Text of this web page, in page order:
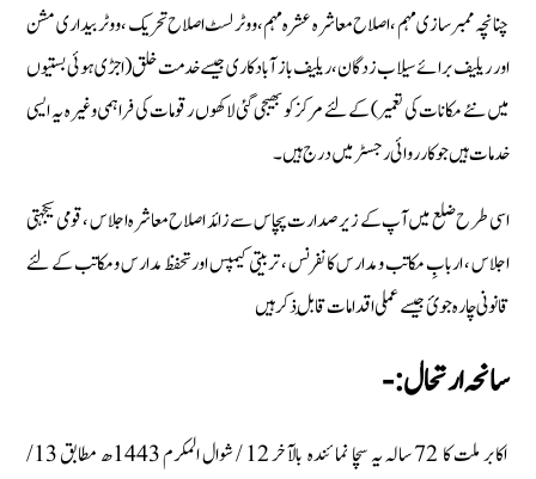
چنانچہ ممبر سازی مہم ، اصلاح معاشرہ عشرہ مہم ، ووٹر لسٹ اصلاح تحریک ، ووٹر بیداری مشن
اور ریلیف برائے سیلاب زدگان ، ریلیف باز آبادکاری جیسے خدمت خلق (اجڑی ہوئی بستیوں
میں نئے مکانات کی تعمیر ) کے لئے مرکز کو بھیجی گئی لاکھوں رقومات کی فراہمی وغیرہ یہ ایسی
خدمات ہیں جو کارروائی رجسٹر میں درج ہیں۔
اسی طرح ضلع میں آپ کے زیر صدارت پچاس سے زائد اصلاح معاشرہ اجلاس ، قومی یکجہتی
اجلاس ، اربابِ مکاتب ومدارس کانفرنس ، تربیتی کیمپس اور تحفظ مدارس ومکاتب کے لئے
قانونی چارہ جوئ جیسے عملی اقدامات قابلِ ذکر ہیں
سانحہ ارتحال :-
اکابر ملت کا 72 سالہ یہ سچا نمائندہ بالآخر 12 / شوال المکرم 1443ھ مطابق 13 /